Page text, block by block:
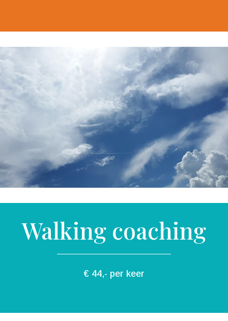
Walking coaching
€ 44,- per keer